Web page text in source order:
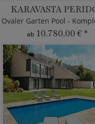
KARAVASTA
ab 10.780,00 € *